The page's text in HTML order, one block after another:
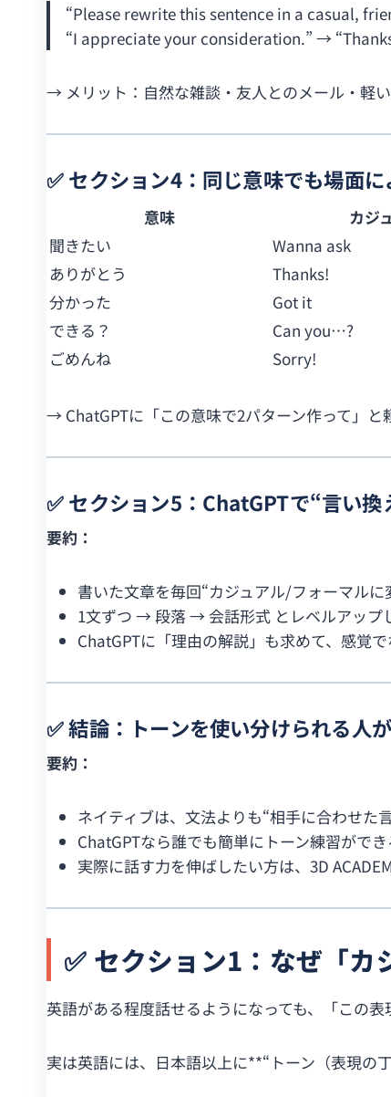
“Please rewrite this sentence in a casual,
“I appreciate your consideration.” →
→ メリット：自然な雑談・友人とのメール・軽
✅ セクション4：同じ意味でも場面
意味 カジ
聞きたい
Wanna ask
ありがとう
Thanks!
分かった
Got it
できる？
Can you…?
ごめんね
Sorry!
→ ChatGPTに「この意味で2パターン作って」と
✅ セクション5：ChatGPTで“言い
要約：
書いた文章を毎回“カジュアル/フォーマル
1文ずつ → 段落 → 会話形式 とレベルアップ
ChatGPTに「理由の解説」も求めて、感覚
✅ 結論：トーンを使い分けられる人
要約：
ネイティブは、文法よりも“相手に合わせた
ChatGPTなら誰でも簡単にトーン練習ができ
実際に話す力を伸ばしたい方は、3D
✅ セクション1：なぜ「
英語がある程度話せるようになっても、「この
実は英語には、日本語以上に**“トーン（表現の